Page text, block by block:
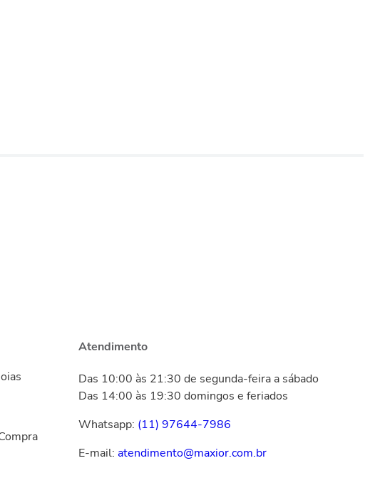
Atendimento
Das 10:00 às 21:30 de segunda-feira a sábado
Das 14:00 às 19:30 domingos e feriados
Whatsapp: (11) 97644-7986
E-mail: atendimento@maxior.com.br